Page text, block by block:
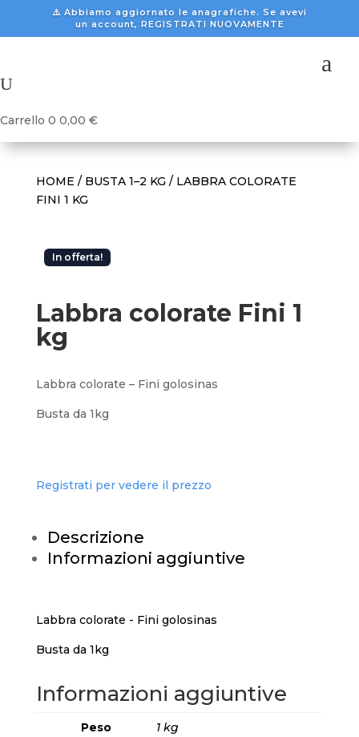
⚠️ Abbiamo aggiornato le anagrafiche. Se avevi
un account, REGISTRATI NUOVAMENTE
a
U
Carrello 0 0,00 €
HOME / BUSTA 1–2 KG / LABBRA COLORATE
FINI 1 KG
In offerta!
Labbra colorate Fini 1
kg
Labbra colorate – Fini golosinas
Busta da 1kg
Registrati per vedere il prezzo
Descrizione
Informazioni aggiuntive
Labbra colorate - Fini golosinas
Busta da 1kg
Informazioni aggiuntive
Peso 1 kg